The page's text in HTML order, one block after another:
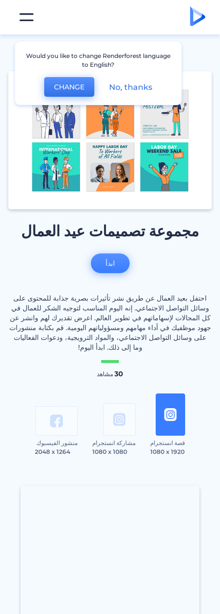
مجموعة تصميمات عيد العمال
احتفل بعيد العمال عن طريق نشر تأثيرات بصرية جذابة للمحتوى على
وسائل التواصل الاجتماعي. إنه اليوم المناسب لتوجيه الشكر للعمال في
كل المجالات لإسهاماتهم في تطوير العالم. اعرض تقديرك لهم وانشر عن
جهود موظفيك في أداء مهامهم ومسؤولياتهم اليومية. قم بكتابة منشورات
على وسائل التواصل الاجتماعي، والمواد الترويجية، ودعوات الفعاليات
وما إلى ذلك. ابدأ اليوم!
30 مشاهد
قصة انستجرام
1080 x 1920
مشاركة انستجرام
1080 x 1080
منشور الفيسبوك
2048 x 1264
ابدأ
Would you like to change Renderforest language
to English?
CHANGE No, thanks